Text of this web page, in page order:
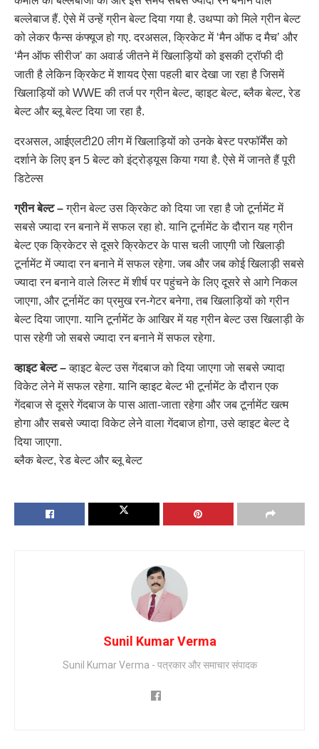
बल्लेबाज हैं. ऐसे में उन्हें ग्रीन बेल्ट दिया गया है. उथप्पा को मिले ग्रीन बेल्ट
को लेकर फैन्स कंफ्यूज हो गए. दरअसल, क्रिकेट में ‘मैन ऑफ द मैच’ और
‘मैन ऑफ सीरीज’ का अवार्ड जीतने में खिलाड़ियों को इसकी ट्रॉफी दी
जाती है लेकिन क्रिकेट में शायद ऐसा पहली बार देखा जा रहा है जिसमें
खिलाड़ियों को WWE की तर्ज पर ग्रीन बेल्ट, व्हाइट बेल्ट, ब्लैक बेल्ट, रेड
बेल्ट और ब्लू बेल्ट दिया जा रहा है.
दरअसल, आईएलटी20 लीग में खिलाड़ियों को उनके बेस्ट परफॉर्मेंस को
दर्शाने के लिए इन 5 बेल्ट को इंट्रोड्यूस किया गया है. ऐसे में जानते हैं पूरी
डिटेल्स
ग्रीन बेल्ट –ग्रीन बेल्ट उस क्रिकेट को दिया जा रहा है जो टूर्नामेंट में
सबसे ज्यादा रन बनाने में सफल रहा हो. यानि टूर्नामेंट के दौरान यह ग्रीन
बेल्ट एक क्रिकेटर से दूसरे क्रिकेटर के पास चली जाएगी जो खिलाड़ी
टूर्नामेंट में ज्यादा रन बनाने में सफल रहेगा. जब और जब कोई खिलाड़ी सबसे
ज्यादा रन बनाने वाले लिस्ट में शीर्ष पर पहुंचने के लिए दूसरे से आगे निकल
जाएगा, और टूर्नामेंट का प्रमुख रन-गेटर बनेगा, तब खिलाड़ियों को ग्रीन
बेल्ट दिया जाएगा. यानि टूर्नामेंट के आखिर में यह ग्रीन बेल्ट उस खिलाड़ी के
पास रहेगी जो सबसे ज्यादा रन बनाने में सफल रहेगा.
व्हाइट बेल्ट –व्हाइट बेल्ट उस गेंदबाज को दिया जाएगा जो सबसे ज्यादा
विकेट लेने में सफल रहेगा. यानि व्हाइट बेल्ट भी टूर्नामेंट के दौरान एक
गेंदबाज से दूसरे गेंदबाज के पास आता-जाता रहेगा और जब टूर्नामेंट खत्म
होगा और सबसे ज्यादा विकेट लेने वाला गेंदबाज होगा, उसे व्हाइट बेल्ट दे
दिया जाएगा.
ब्लैक बेल्ट, रेड बेल्ट और ब्लू बेल्ट
Sunil Kumar Verma
Sunil Kumar Verma - पत्रकार और समाचार संपादक